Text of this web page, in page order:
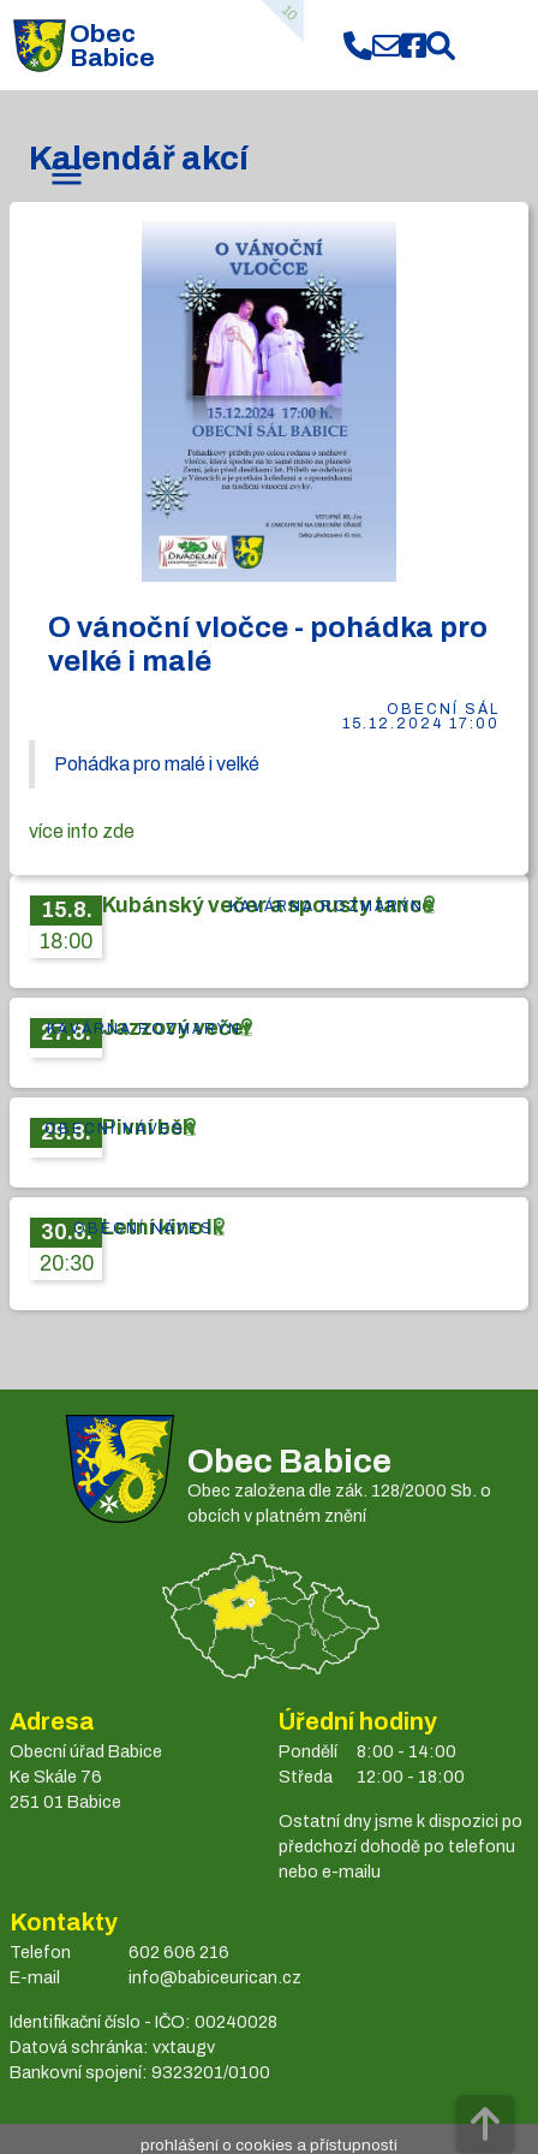
Obec
Babice
10
Kalendář akcí
15.8.
18:00
Kubánský večer a spousty tance
KAVÁRNA ROZMARÝN
27.8. Jazzový večer
KAVÁRNA ROZMARÝN
29.8. Pivní běh
OBECNÍ NÁVES
30.8.
20:30
Letní kino II.
OBECNÍ NÁVES
O vánoční vločce - pohádka pro
velké i malé
OBECNÍ SÁL
15.12.2024 17:00
Pohádka pro malé i velké
více info zde
Obec Babice
Obec založena dle zák. 128/2000 Sb. o
obcích v platném znění
Adresa
Obecní úřad Babice
Ke Skále 76
251 01 Babice
Úřední hodiny
Pondělí
Středa
8:00 - 14:00
12:00 - 18:00
Ostatní dny jsme k dispozici po
předchozí dohodě po telefonu
nebo e-mailu
Kontakty
Telefon
E-mail
602 606 216
info@babiceurican.cz
Identifikační číslo - IČO: 00240028
Datová schránka: vxtaugv
Bankovní spojení: 9323201/0100
prohlášení o cookies a přístupnosti